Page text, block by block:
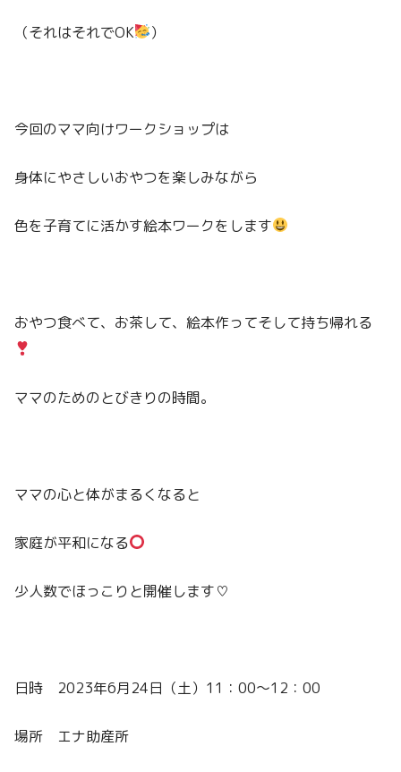
（それはそれでOK ）
今回のママ向けワークショップは
身体にやさしいおやつを楽しみながら
色を子育てに活かす絵本ワークをします
おやつ食べて、お茶して、絵本作ってそして持ち帰れる
ママのためのとびきりの時間。
ママの心と体がまるくなると
家庭が平和になる
少人数でほっこりと開催します♡
日時 2023年6月24日（土）11：00〜12：00
場所 エナ助産所